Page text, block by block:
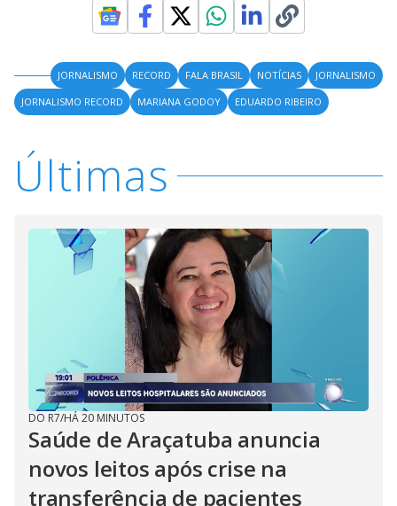
JORNALISMO RECORD FALA BRASIL NOTÍCIAS
JORNALISMO
JORNALISMO RECORD
MARIANA GODOY EDUARDO RIBEIRO
Últimas
DO R7/HÁ 20 MINUTOS
Saúde de Araçatuba anuncia
novos leitos após crise na
transferência de pacientes